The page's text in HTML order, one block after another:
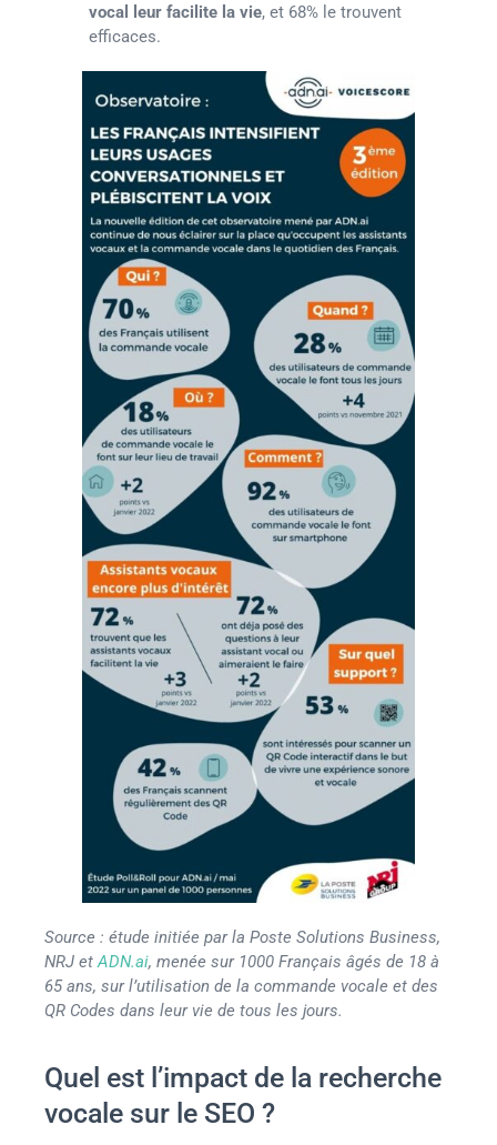
vocal leur facilite la vie, et 68% le trouvent
efficaces.
Source : étude initiée par la Poste Solutions Business,
NRJ etADN.ai, menée sur 1000 Français âgés de 18 à
65 ans, sur l’utilisation de la commande vocale et des
QR Codes dans leur vie de tous les jours.
Quel est l’impact de la recherche
vocale sur le SEO ?